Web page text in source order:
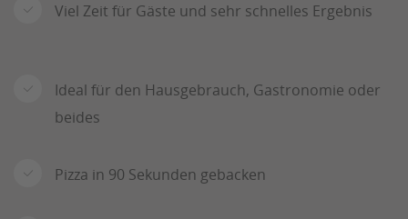
Viel Zeit für Gäste und sehr schnelles Ergebnis
Ideal für den Hausgebrauch, Gastronomie oder
beides
Pizza in 90 Sekunden gebacken